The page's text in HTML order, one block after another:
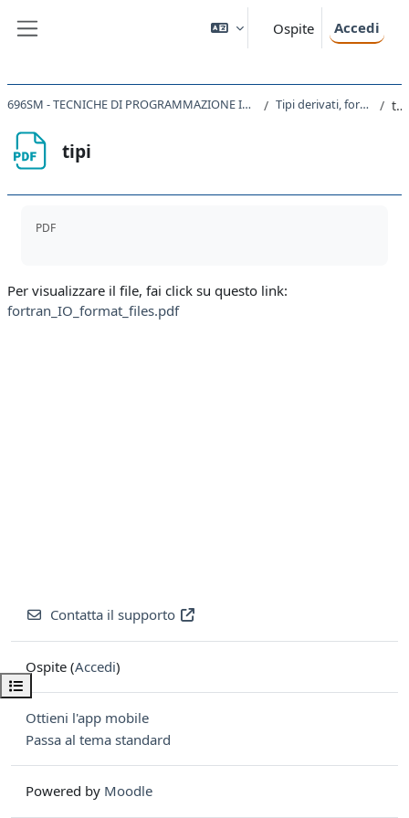
Ospite Accedi
Apri indice del corso
696SM - TECNICHE DI PROGRAMMAZIONE IN CHIMICA COMPUTAZIONALE 2022 Tipi derivati, formato e files tipi
tipi
PDF
Per visualizzare il file, fai click su questo link:
fortran_IO_format_files.pdf
Contatta il supporto
Ospite (Accedi)
Ottieni l'app mobile
Passa al tema standard
Powered by Moodle